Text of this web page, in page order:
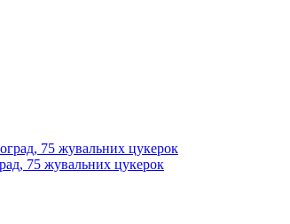
75 жувальних цукерок